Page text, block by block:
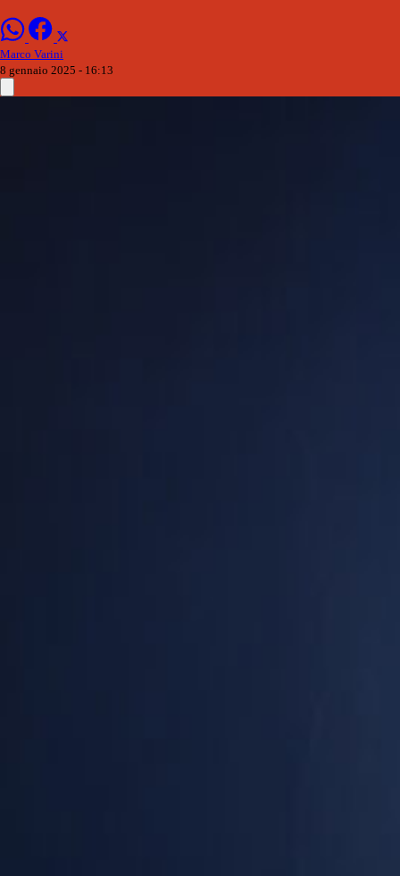
Marco Varini
8 gennaio 2025 - 16:13